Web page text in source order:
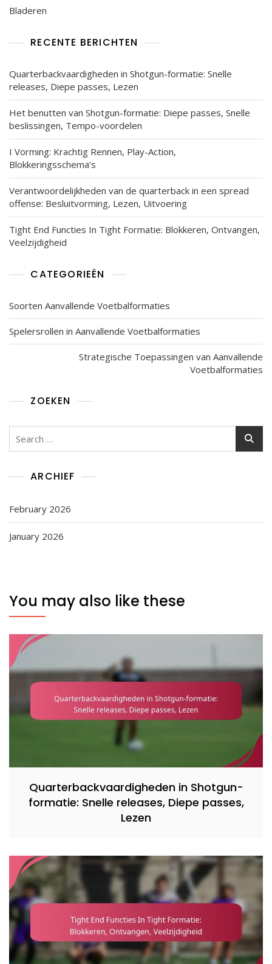
Bladeren
RECENTE BERICHTEN
Quarterbackvaardigheden in Shotgun-formatie: Snelle
releases, Diepe passes, Lezen
Het benutten van Shotgun-formatie: Diepe passes, Snelle
beslissingen, Tempo-voordelen
I Vorming: Krachtig Rennen, Play-Action,
Blokkeringsschema’s
Verantwoordelijkheden van de quarterback in een spread
offense: Besluitvorming, Lezen, Uitvoering
Tight End Functies In Tight Formatie: Blokkeren, Ontvangen,
Veelzijdigheid
CATEGORIEËN
Soorten Aanvallende Voetbalformaties
Spelersrollen in Aanvallende Voetbalformaties
Strategische Toepassingen van Aanvallende
Voetbalformaties
ZOEKEN
ARCHIEF
February 2026
January 2026
You may also like these
Quarterbackvaardigheden in Shotgun-
formatie: Snelle releases, Diepe passes,
Lezen